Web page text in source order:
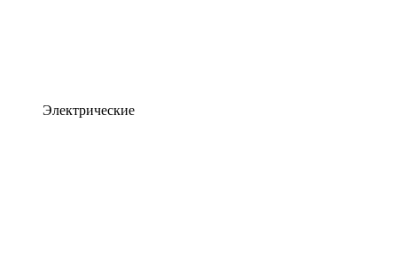
Электрические